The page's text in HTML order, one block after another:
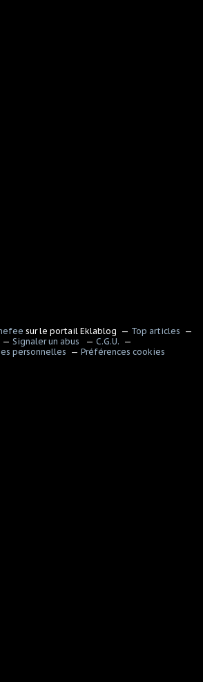
sur le portail Eklablog
Top articles
Signaler un abus
C.G.U.
personnelles
Préférences cookies